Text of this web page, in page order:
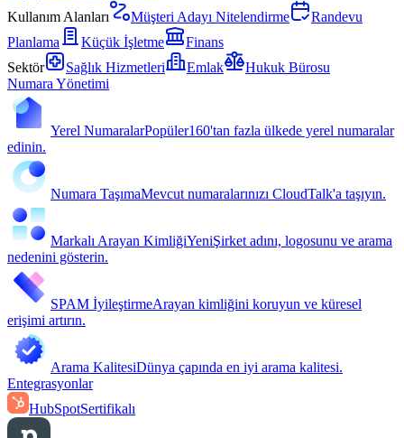
Kullanım Alanları
Müşteri Adayı Nitelendirme
Randevu
Planlama
Küçük İşletme
Finans
Sektör
Sağlık Hizmetleri Emlak
Hukuk Bürosu
Numara Yönetimi
Yerel NumaralarPopüler160'tan fazla ülkede yerel numaralar
edinin.
Numara TaşımaMevcut numaralarınızı CloudTalk'a taşıyın.
Markalı Arayan KimliğiYeniŞirket adını, logosunu ve arama
nedenini gösterin.
SPAM İyileştirmeArayan kimliğini koruyun ve küresel
erişimi artırın.
Arama KalitesiDünya çapında en iyi arama kalitesi.
Entegrasyonlar
HubSpotSertifikalı